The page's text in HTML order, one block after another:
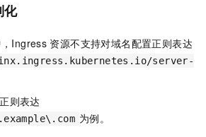
化
Ingress 资源不支持对域名配置正则表达
server-
则表达
为例。